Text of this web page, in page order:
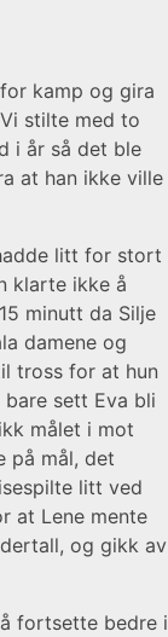
kamp og gira
stilte med to
i år så det ble
at han ikke ville
litt for stort
klarte ikke å
minutt da Silje
damene og
tross for at hun
sett Eva bli
målet i mot
på mål, det
litt ved
at Lene mente
og gikk av
fortsette bedre i